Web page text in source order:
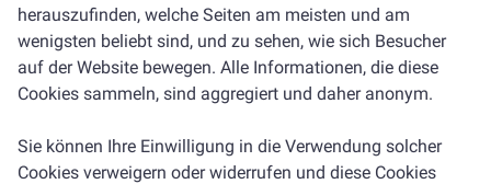
herauszufinden, welche Seiten am meisten und am
wenigsten beliebt sind, und zu sehen, wie sich Besucher
auf der Website bewegen. Alle Informationen, die diese
Cookies sammeln, sind aggregiert und daher anonym.
Sie können Ihre Einwilligung in die Verwendung solcher
Cookies verweigern oder widerrufen und diese Cookies